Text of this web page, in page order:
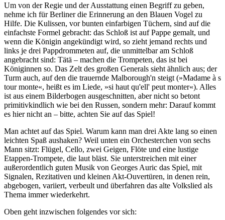
Um von der Regie und der Ausstattung einen Begriff zu geben,
nehme ich für Berliner die Erinnerung an den Blauen Vogel zu
Hilfe. Die Kulissen, vor bunten einfarbigen Tüchern, sind auf die
einfachste Formel gebracht: das Schloß ist auf Pappe gemalt, und
wenn die Königin angekündigt wird, so zieht jemand rechts und
links je drei Pappdrommeten auf, die unmittelbar am Schloß
angebracht sind: Tätä – machen die Trompeten, das ist bei
Königinnen so. Das Zelt des großen Generals sieht ähnlich aus; der
Turm auch, auf den die trauernde Malborough'n steigt (»Madame à s
tour monte«, heißt es im Liede, »si haut qu'ell' peut monter«). Alles
ist aus einem Bilderbogen ausgeschnitten, aber nicht so betont
primitivkindlich wie bei den Russen, sondern mehr: Darauf kommt
es hier nicht an – bitte, achten Sie auf das Spiel!
Man achtet auf das Spiel. Warum kann man drei Akte lang so einen
leichten Spaß aushaken? Weil unten ein Orchesterchen von sechs
Mann sitzt: Flügel, Cello, zwei Geigen, Flöte und eine lustige
Etappen-Trompete, die laut bläst. Sie unterstreichen mit einer
außerordentlich guten Musik von Georges Auric das Spiel, mit
Signalen, Rezitativen und kleinen Akt-Ouvertüren, in denen rein,
abgebogen, variiert, verbeult und überfahren das alte Volkslied als
Thema immer wiederkehrt.
Oben geht inzwischen folgendes vor sich: